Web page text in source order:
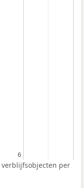
6
6
per